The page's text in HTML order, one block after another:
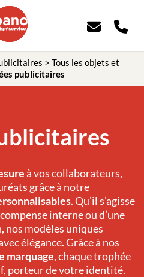
> Tous les objets et
publicitaires
à vos collaborateurs,
grâce à notre
. Qu’il s’agisse
interne ou d’une
nos modèles uniques
élégance. Grâce à nos
marquage, chaque trophée
porteur de votre identité.